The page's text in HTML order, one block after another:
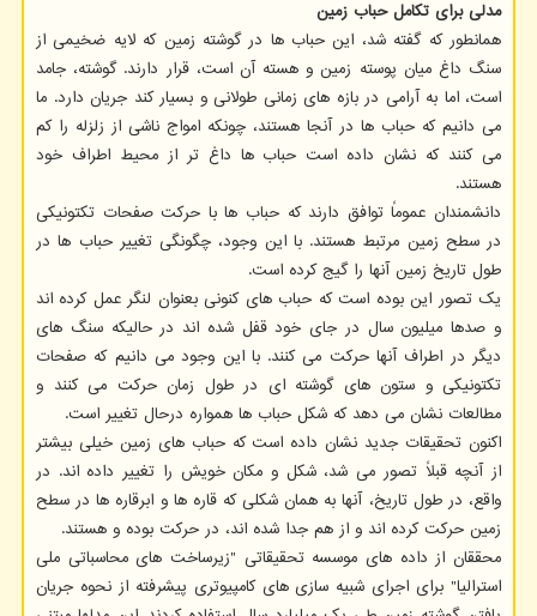
مدلی برای تکامل حباب زمین
همانطور که گفته شد، این حباب ها در گوشته زمین که لایه ضخیمی از
سنگ داغ میان پوسته زمین و هسته آن است، قرار دارند. گوشته، جامد
است، اما به آرامی در بازه های زمانی طولانی و بسیار کند جریان دارد. ما
می دانیم که حباب ها در آنجا هستند، چونکه امواج ناشی از زلزله را کم
می کنند که نشان داده است حباب ها داغ تر از محیط اطراف خود
هستند.
دانشمندان عموماً توافق دارند که حباب ها با حرکت صفحات تکتونیکی
در سطح زمین مرتبط هستند. با این وجود، چگونگی تغییر حباب ها در
طول تاریخ زمین آنها را گیج کرده است.
یک تصور این بوده است که حباب های کنونی بعنوان لنگر عمل کرده اند
و صدها میلیون سال در جای خود قفل شده اند در حالیکه سنگ های
دیگر در اطراف آنها حرکت می کنند. با این وجود می دانیم که صفحات
تکتونیکی و ستون های گوشته ای در طول زمان حرکت می کنند و
مطالعات نشان می دهد که شکل حباب ها همواره درحال تغییر است.
اکنون تحقیقات جدید نشان داده است که حباب های زمین خیلی بیشتر
از آنچه قبلاً تصور می شد، شکل و مکان خویش را تغییر داده اند. در
واقع، در طول تاریخ، آنها به همان شکلی که قاره ها و ابرقاره ها در سطح
زمین حرکت کرده اند و از هم جدا شده اند، در حرکت بوده و هستند.
محققان از داده های موسسه تحقیقاتی "زیرساخت های محاسباتی ملی
استرالیا" برای اجرای شبیه سازی های کامپیوتری پیشرفته از نحوه جریان